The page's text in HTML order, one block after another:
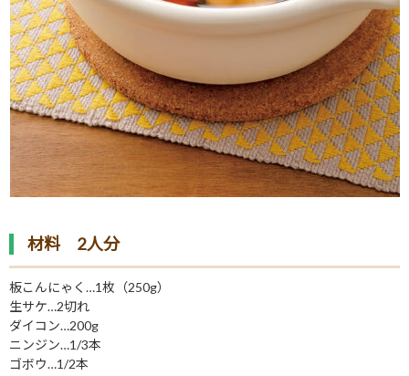
材料 2人分
板こんにゃく…1枚（250g）
生サケ…2切れ
ダイコン…200g
ニンジン…1/3本
ゴボウ…1/2本